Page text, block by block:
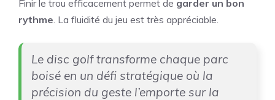
Finir le trou efficacement permet de garder un bon
rythme . La fluidité du jeu est très appréciable.
Le disc golf transforme chaque parc
boisé en un défi stratégique où la
précision du geste l’emporte sur la